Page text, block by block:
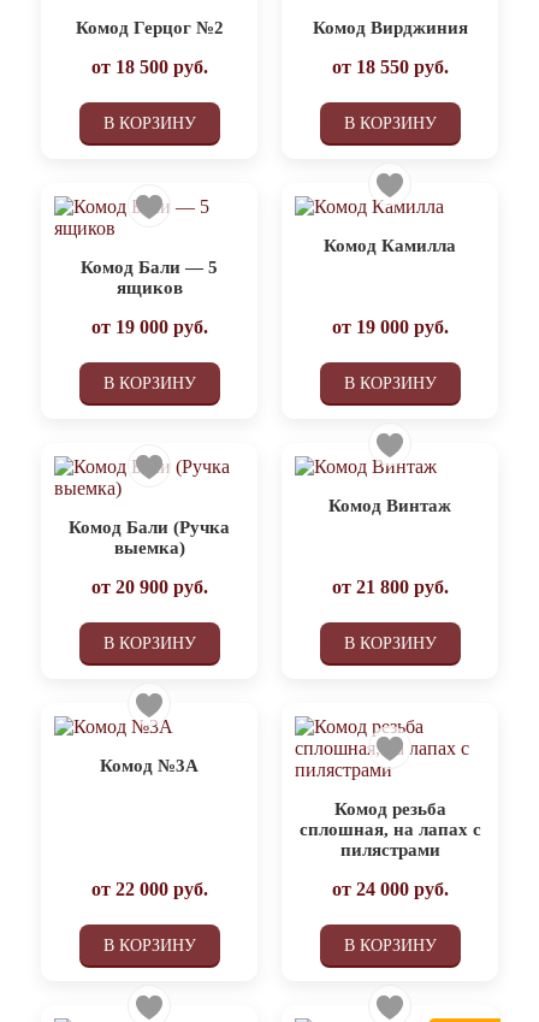
Комод Герцог №2
от 18 500руб.
В КОРЗИНУ
Комод Вирджиния
от 18 550руб.
В КОРЗИНУ
Комод Бали — 5
ящиков
от 19 000руб.
В КОРЗИНУ
Комод Камилла
от 19 000руб.
В КОРЗИНУ
Комод Бали (Ручка
выемка)
от 20 900руб.
В КОРЗИНУ
Комод Винтаж
от 21 800руб.
В КОРЗИНУ
Комод №3А
от 22 000руб.
В КОРЗИНУ
Комод резьба
сплошная, на лапах с
пилястрами
от 24 000руб.
В КОРЗИНУ